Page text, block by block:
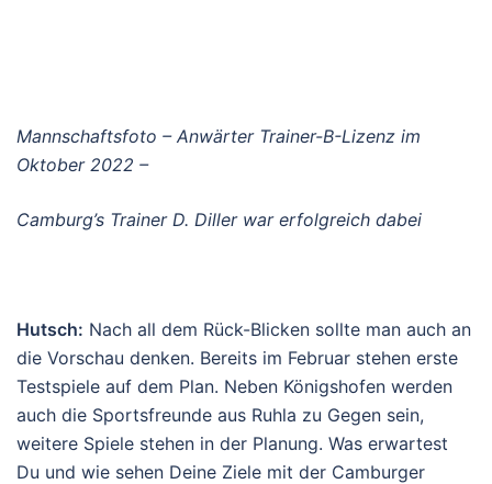
Mannschaftsfoto – Anwärter Trainer-B-Lizenz im
Oktober 2022 –
Camburg’s Trainer D. Diller war erfolgreich dabei
Hutsch: Nach all dem Rück-Blicken sollte man auch an
die Vorschau denken. Bereits im Februar stehen erste
Testspiele auf dem Plan. Neben Königshofen werden
auch die Sportsfreunde aus Ruhla zu Gegen sein,
weitere Spiele stehen in der Planung. Was erwartest
Du und wie sehen Deine Ziele mit der Camburger